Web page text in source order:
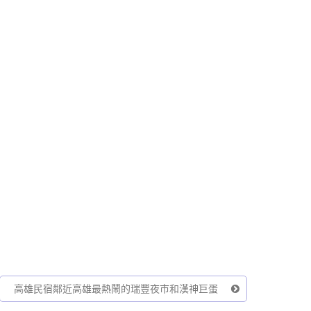
高雄民宿鄰近高雄最熱鬧的瑞豐夜市和漢神巨蛋